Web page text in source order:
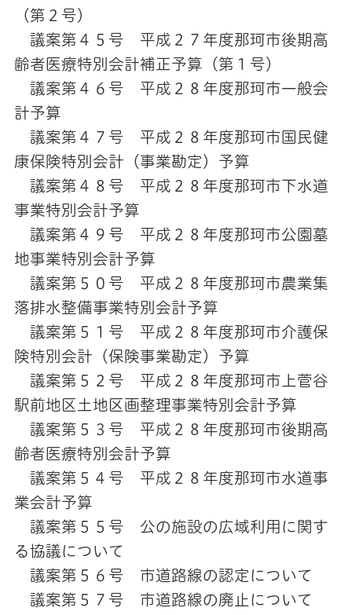
（第２号）
議案第４５号 平成２７年度那珂市後期高
齢者医療特別会計補正予算（第１号）
議案第４６号 平成２８年度那珂市一般会
計予算
議案第４７号 平成２８年度那珂市国民健
康保険特別会計（事業勘定）予算
議案第４８号 平成２８年度那珂市下水道
事業特別会計予算
議案第４９号 平成２８年度那珂市公園墓
地事業特別会計予算
議案第５０号 平成２８年度那珂市農業集
落排水整備事業特別会計予算
議案第５１号 平成２８年度那珂市介護保
険特別会計（保険事業勘定）予算
議案第５２号 平成２８年度那珂市上菅谷
駅前地区土地区画整理事業特別会計予算
議案第５３号 平成２８年度那珂市後期高
齢者医療特別会計予算
議案第５４号 平成２８年度那珂市水道事
業会計予算
議案第５５号 公の施設の広域利用に関す
る協議について
議案第５６号 市道路線の認定について
議案第５７号 市道路線の廃止について